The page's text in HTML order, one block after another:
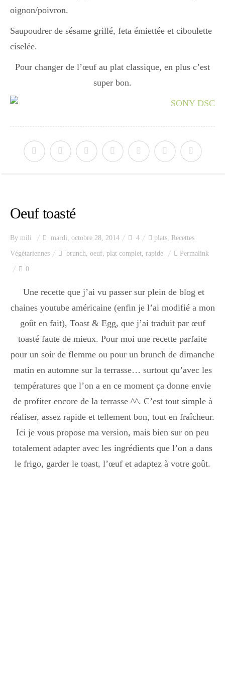
oignon/poivron.
Saupoudrer de sésame grillé, feta émiettée et ciboulette
ciselée.
Pour changer de l’œuf au plat classique, en plus c’est
super bon.
Oeuf toasté
By mili mardi, octobre 28, 2014 4 plats, Recettes
Végétariennes brunch, oeuf, plat complet, rapide Permalink
0
Une recette que j’ai vu passer sur plein de blog et
chaines youtube américaine (enfin je l’ai modifié a mon
goût en fait), Toast & Egg, que j’ai traduit par œuf
toasté faute de mieux. Pour moi une recette parfaite
pour un soir de flemme ou pour un brunch de dimanche
matin en automne sur la terrasse… surtout qu’avec les
températures que l’on a en ce moment ça donne envie
de profiter encore de la terrasse ^^. C’est tout simple à
réaliser, assez rapide et tellement bon, tout en fraîcheur.
Ici je vous propose ma version, mais bien sur on peu
totalement adapter avec les ingrédients que l’on a dans
le frigo, garder le toast, l’œuf et adaptez à votre goût.